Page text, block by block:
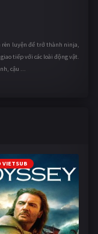
rèn luyện để trở thành ninja,
tiếp với các loài động vật.
cậu ...
VIETSUB